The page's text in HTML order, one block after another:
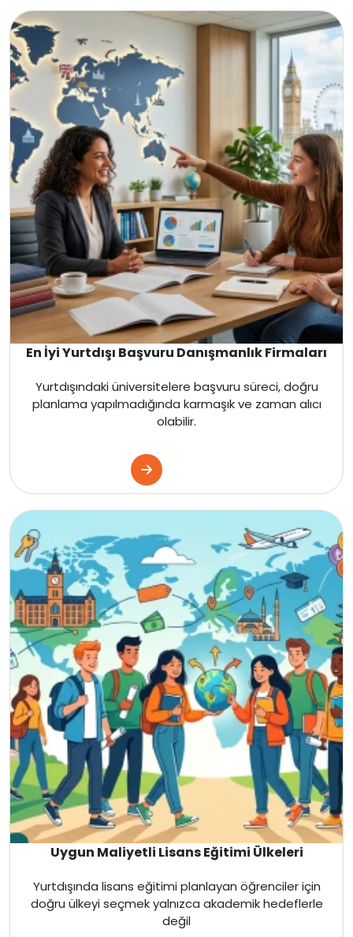
En İyi Yurtdışı Başvuru Danışmanlık Firmaları
Yurtdışındaki üniversitelere başvuru süreci, doğru
planlama yapılmadığında karmaşık ve zaman alıcı
olabilir.
Uygun Maliyetli Lisans Eğitimi Ülkeleri
Yurtdışında lisans eğitimi planlayan öğrenciler için
doğru ülkeyi seçmek yalnızca akademik hedeflerle
değil